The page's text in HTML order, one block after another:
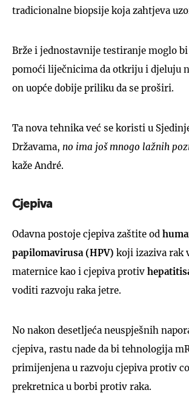
tradicionalne biopsije koja zahtjeva
Brže i jednostavnije testiranje moglo bi
pomoći liječnicima da otkriju i djeluju
on uopće dobije priliku da se proširi.
Ta nova tehnika već se koristi u
Državama, no ima još mnogo lažnih
kaže André.
Cjepiva
Odavna postoje cjepiva zaštite od
papilomavirusa (HPV) koji izaziva rak
maternice kao i cjepiva protiv
voditi razvoju raka jetre.
No nakon desetljeća neuspješnih
cjepiva, rastu nade da bi tehnologija
primijenjena u razvoju cjepiva protiv
prekretnica u borbi protiv raka.